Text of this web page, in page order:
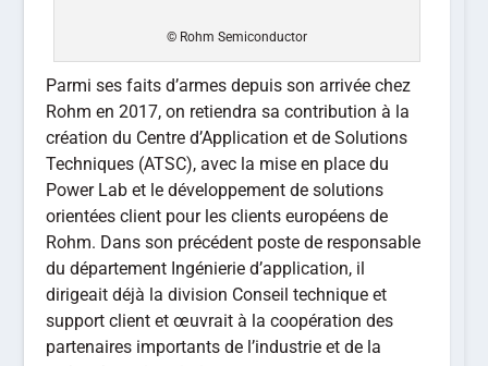
© Rohm Semiconductor
Parmi ses faits d’armes depuis son arrivée chez
Rohm en 2017, on retiendra sa contribution à la
création du Centre d’Application et de Solutions
Techniques (ATSC), avec la mise en place du
Power Lab et le développement de solutions
orientées client pour les clients européens de
Rohm. Dans son précédent poste de responsable
du département Ingénierie d’application, il
dirigeait déjà la division Conseil technique et
support client et œuvrait à la coopération des
partenaires importants de l’industrie et de la